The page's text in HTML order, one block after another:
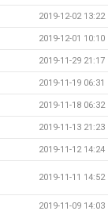
2019-12-02 13:22
2019-12-01 10:10
2019-11-29 21:17
2019-11-19 06:31
2019-11-18 06:32
2019-11-13 21:23
2019-11-12 14:24
2019-11-11 14:52
2019-11-09 14:03